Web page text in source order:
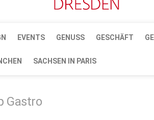
EVENTS GENUSS GESCHÄFT
SACHSEN IN PARIS
Gastro